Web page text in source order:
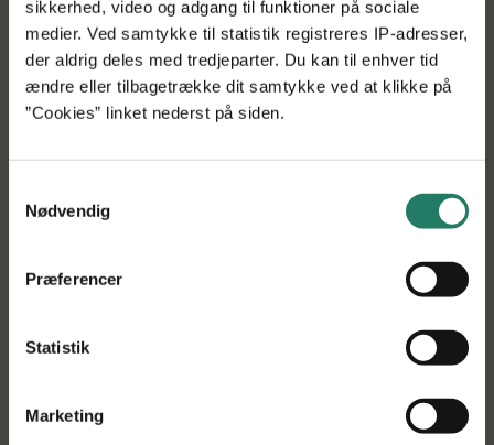
sikkerhed, video og adgang til funktioner på sociale
medier. Ved samtykke til statistik registreres IP-adresser,
der aldrig deles med tredjeparter. Du kan til enhver tid
ændre eller tilbagetrække dit samtykke ved at klikke på
”Cookies” linket nederst på siden.
Nødvendig
Præferencer
Statistik
Marketing
indsamle data og lave vurderinger ud fra en lang række
aspekter:
”Fællesparaplyen for det hele er, at det er
beslutningsstøtte til landmænd. Men i praksis skal der
softwareprodukter med kunstig intelligens, der skal lette
og præcisere landmændenes arbejde,” forklarer Ole
Beslutningsstøtteprodukterne kan i sidste ende have stor
betydning for, at mange landmænd bedre kan præcisere
tildelingen af næringsstoffer og bekæmpelsesmidler – til
produktionsøkonomien.